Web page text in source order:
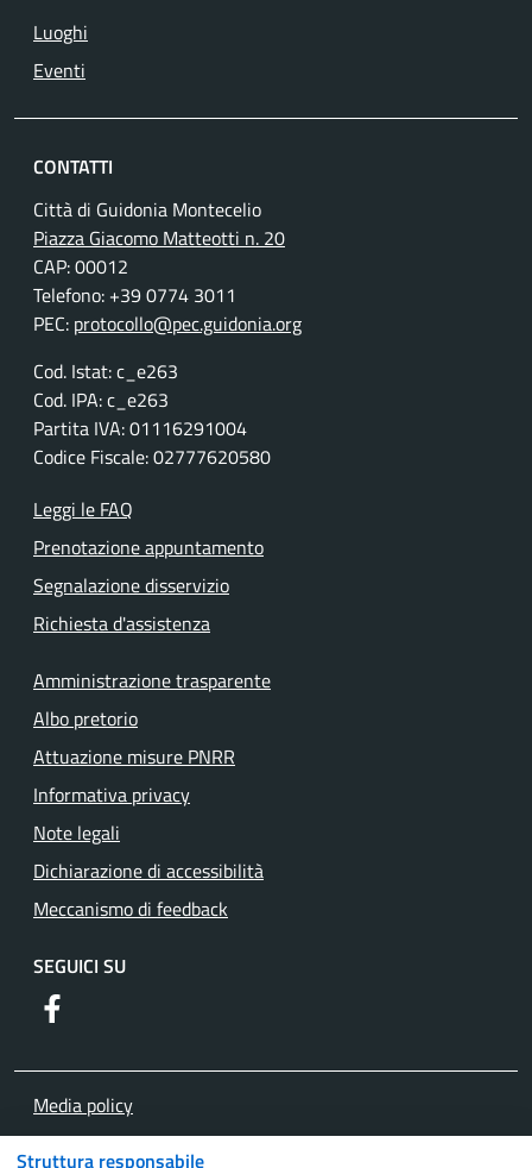
Struttura responsabile
Luoghi
Eventi
CONTATTI
Città di Guidonia Montecelio
Piazza Giacomo Matteotti n. 20
CAP: 00012
Telefono: +39 0774 3011
PEC: protocollo@pec.guidonia.org
Cod. Istat: c_e263
Cod. IPA: c_e263
Partita IVA: 01116291004
Codice Fiscale: 02777620580
Leggi le FAQ
Prenotazione appuntamento
Segnalazione disservizio
Richiesta d'assistenza
Amministrazione trasparente
Albo pretorio
Attuazione misure PNRR
Informativa privacy
Note legali
Dichiarazione di accessibilità
Meccanismo di feedback
SEGUICI SU
Media policy
Mappa del sito